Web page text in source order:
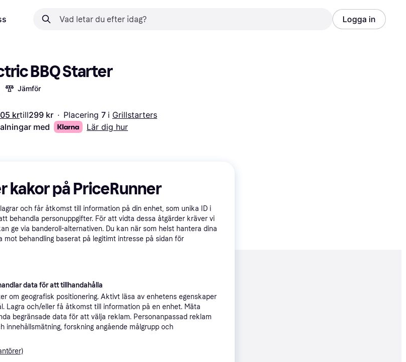
Logga in
BBQ Starter
Jämför
krtill299 kr · Placering 7 i Grillstarters
med
Lär dig hur
49 kr frakt, 1-2 dagar249 kr
kakor på PriceRunner
och får åtkomst till information på din enhet, som unika ID i
behandla personuppgifter. För att vidta dessa åtgärder kräver vi
ge via banderoll-alternativen. Du kan när som helst hantera dina
mot behandling baserat på legitimt intresse på sidan för
data för att tillhandahålla
om geografisk positionering. Aktivt läsa av enhetens egenskaper
Lagra och/eller få åtkomst till information på en enhet. Mäta
begränsade data för att välja reklam. Personanpassad reklam
innehållsmätning, forskning angående målgrupp och